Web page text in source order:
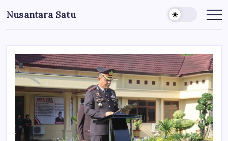
to
content
Nusantara Satu
Berita
Nusantara